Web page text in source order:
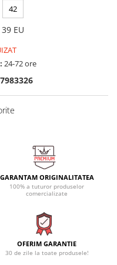
42
39 EU
24-72 ore
GARANTAM ORIGINALITATEA
100% a tuturor produselor
comercializate
OFERIM GARANTIE
30 de zile la toate produsele!